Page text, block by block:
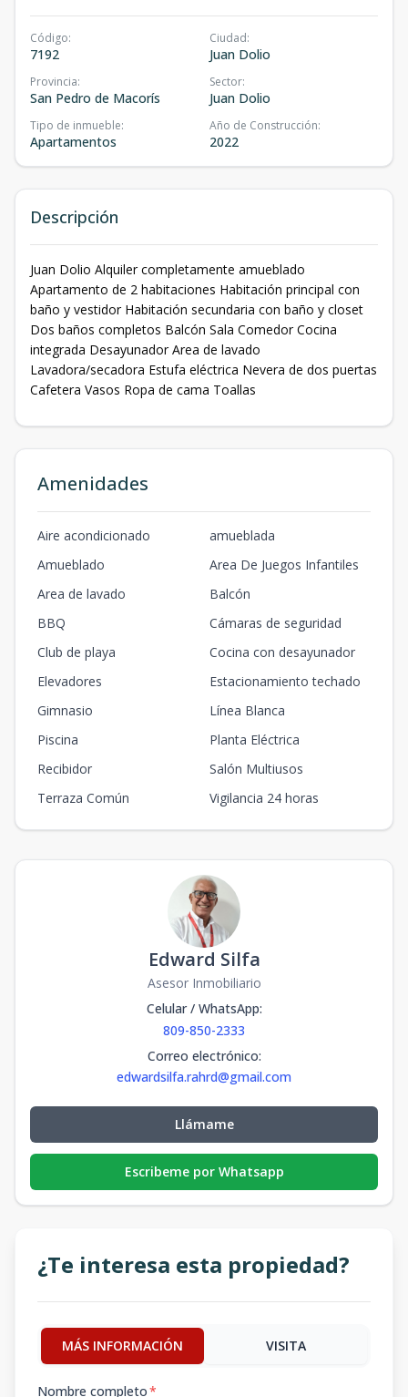
Código:
7192
Ciudad:
Juan Dolio
Provincia:
San Pedro de Macorís
Sector:
Juan Dolio
Tipo de inmueble:
Apartamentos
Año de Construcción:
2022
Descripción
Juan Dolio Alquiler completamente amueblado
Apartamento de 2 habitaciones Habitación principal con
baño y vestidor Habitación secundaria con baño y closet
Dos baños completos Balcón Sala Comedor Cocina
integrada Desayunador Area de lavado
Lavadora/secadora Estufa eléctrica Nevera de dos puertas
Cafetera Vasos Ropa de cama Toallas
Amenidades
Aire acondicionado
amueblada
Amueblado
Area De Juegos Infantiles
Area de lavado
Balcón
BBQ
Cámaras de seguridad
Club de playa
Cocina con desayunador
Elevadores
Estacionamiento techado
Gimnasio
Línea Blanca
Piscina
Planta Eléctrica
Recibidor
Salón Multiusos
Terraza Común
Vigilancia 24 horas
Edward Silfa
Asesor Inmobiliario
Celular / WhatsApp:
809-850-2333
Correo electrónico:
edwardsilfa.rahrd@gmail.com
Llámame
Escribeme por Whatsapp
¿Te interesa esta propiedad?
MÁS INFORMACIÓN VISITA
Nombre completo*